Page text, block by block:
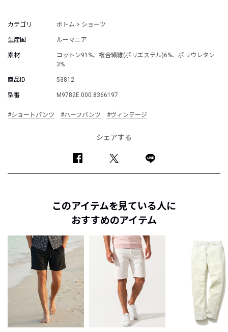
カテゴリ ボトム > ショーツ
生産国 ルーマニア
素材
コットン91%、複合繊維(ポリエステル)6%、ポリウレタン
3%
商品ID 53812
型番 M9782E.000.8366197
#ショートパンツ #ハーフパンツ #ヴィンテージ
シェアする
このアイテムを見ている人に
おすすめのアイテム